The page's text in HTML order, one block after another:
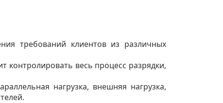
требований клиентов из различных
контролировать весь процесс разрядки,
нагрузка, внешняя нагрузка,